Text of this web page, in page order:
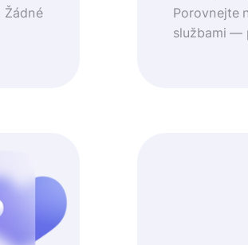
Žádné Porovnejte
službami —